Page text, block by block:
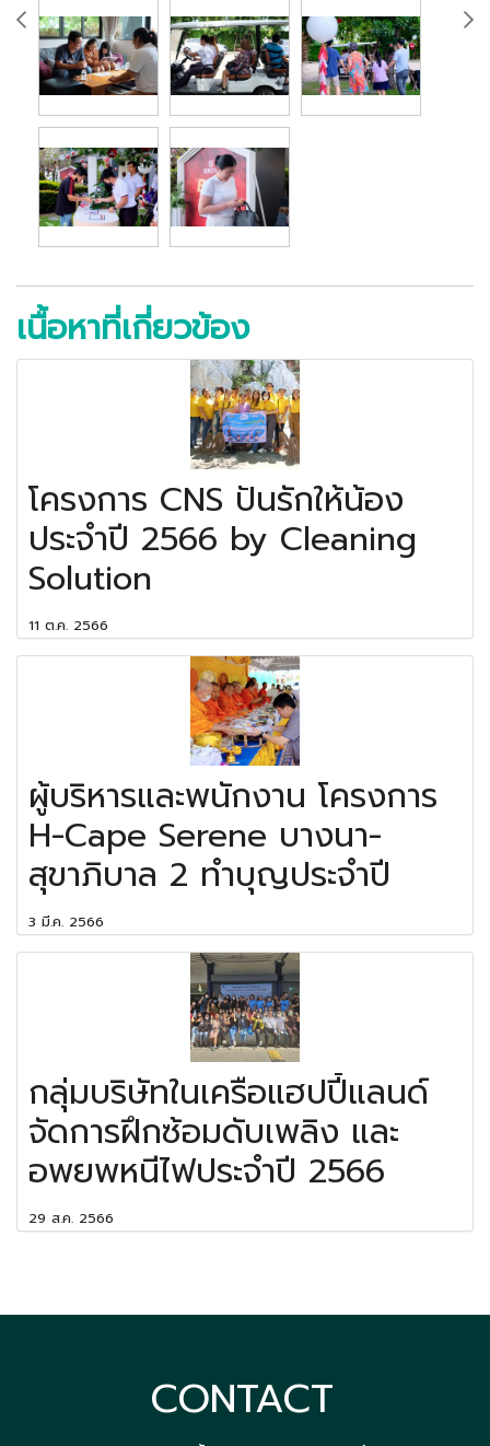
เนื้อหาที่เกี่ยวข้อง
โครงการ CNS ปันรักให้น้อง
ประจำปี 2566 by Cleaning
Solution
11 ต.ค. 2566
ผู้บริหารและพนักงาน โครงการ
H-Cape Serene บางนา-
สุขาภิบาล 2 ทำบุญประจำปี
3 มี.ค. 2566
กลุ่มบริษัทในเครือแฮปปี้แลนด์
จัดการฝึกซ้อมดับเพลิง และ
อพยพหนีไฟประจำปี 2566
29 ส.ค. 2566
CONTACT